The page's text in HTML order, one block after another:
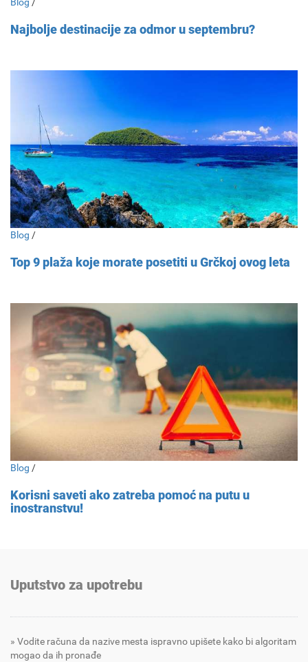
Najbolje destinacije za odmor u septembru?
Blog /
Top 9 plaža koje morate posetiti u Grčkoj ovog leta
Blog /
Korisni saveti ako zatreba pomoć na putu u
inostranstvu!
Uputstvo za upotrebu
Vodite računa da nazive mesta ispravno upišete kako bi algoritam
mogao da ih pronađe